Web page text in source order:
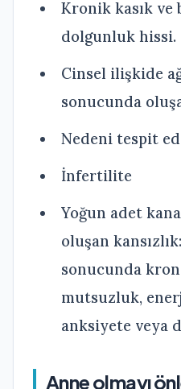
Kronik kasık ve
dolgunluk hissi.
Cinsel ilişkide
sonucunda
Nedeni tespit
İnfertilite
Yoğun adet
oluşan
sonucunda
mutsuzluk,
anksiyete veya
Anne olmayı